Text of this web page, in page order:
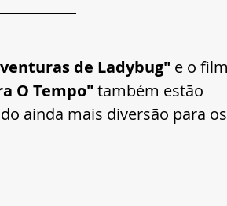
de Ladybug" e o
O Tempo" também estão
ainda mais diversão para os